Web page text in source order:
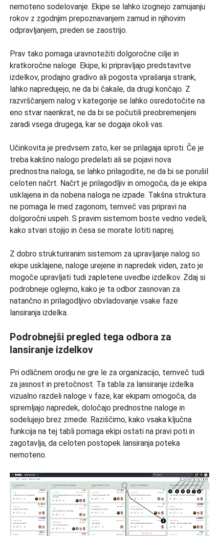
nemoteno sodelovanje. Ekipe se lahko izognejo zamujanju
rokov z zgodnjim prepoznavanjem zamud in njihovim
odpravljanjem, preden se zaostrijo.
Prav tako pomaga uravnotežiti dolgoročne cilje in
kratkoročne naloge. Ekipe, ki pripravljajo predstavitve
izdelkov, prodajno gradivo ali pogosta vprašanja strank,
lahko napredujejo, ne da bi čakale, da drugi končajo. Z
razvrščanjem nalog v kategorije se lahko osredotočite na
eno stvar naenkrat, ne da bi se počutili preobremenjeni
zaradi vsega drugega, kar se dogaja okoli vas.
Učinkovita je predvsem zato, ker se prilagaja sproti. Če je
treba kakšno nalogo predelati ali se pojavi nova
prednostna naloga, se lahko prilagodite, ne da bi se porušil
celoten načrt. Načrt je prilagodljiv in omogoča, da je ekipa
usklajena in da nobena naloga ne izpade. Takšna struktura
ne pomaga le med zagonom, temveč vas pripravi na
dolgoročni uspeh. S pravim sistemom boste vedno vedeli,
kako stvari stojijo in česa se morate lotiti naprej.
Z dobro strukturiranim sistemom za upravljanje nalog so
ekipe usklajene, naloge urejene in napredek viden, zato je
mogoče upravljati tudi zapletene uvedbe izdelkov. Zdaj si
podrobneje oglejmo, kako je ta odbor zasnovan za
natančno in prilagodljivo obvladovanje vsake faze
lansiranja izdelka.
Podrobnejši pregled tega odbora za
lansiranje izdelkov
Pri odličnem orodju ne gre le za organizacijo, temveč tudi
za jasnost in pretočnost. Ta tabla za lansiranje izdelka
vizualno razdeli naloge v faze, kar ekipam omogoča, da
spremljajo napredek, določajo prednostne naloge in
sodelujejo brez zmede. Raziščimo, kako vsaka ključna
funkcija na tej tabli pomaga ekipi ostati na pravi poti in
zagotavlja, da celoten postopek lansiranja poteka
nemoteno.